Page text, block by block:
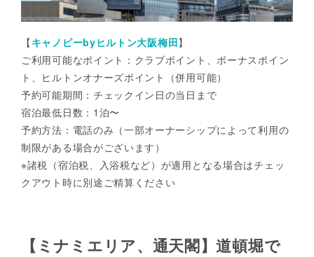
【 キャノピーbyヒルトン大阪梅田】
ご利用可能なポイント：クラブポイント、ボーナスポイン
ト、ヒルトンオナーズポイント（併用可能）
予約可能期間：チェックイン日の当日まで
宿泊最低日数：1泊〜
予約方法：電話のみ（一部オーナーシップによって利用の
制限がある場合がございます）
※諸税（宿泊税、入浴税など）が適用となる場合はチェッ
クアウト時に別途ご精算ください
【ミナミエリア、通天閣】道頓堀で